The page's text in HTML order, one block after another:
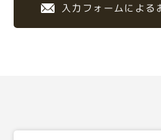
入力フォームによる